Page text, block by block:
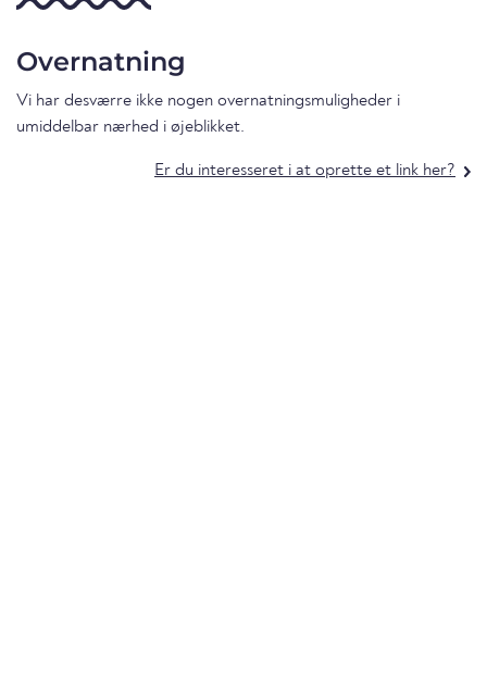
Overnatning
Vi har desværre ikke nogen overnatningsmuligheder i
umiddelbar nærhed i øjeblikket.
Er du interesseret i at oprette et link her?